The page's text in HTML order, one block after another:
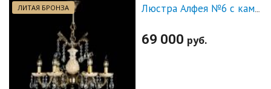
ЛИТАЯ БРОНЗА Люстра Алфея №6 с камнем журавлик
69 000 руб.